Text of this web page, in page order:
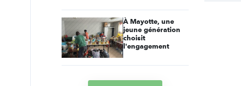
À Mayotte, une
jeune génération
choisit
l'engagement